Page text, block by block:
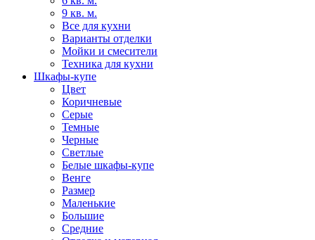
9 кв. м.
Все для кухни
Варианты отделки
Мойки и смесители
Техника для кухни
Шкафы-купе
Цвет
Коричневые
Серые
Темные
Черные
Светлые
Белые шкафы-купе
Венге
Размер
Маленькие
Большие
Средние